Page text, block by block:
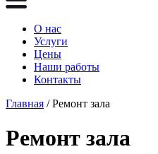
О нас
Услуги
Цены
Наши работы
Контакты
Главная / Ремонт зала
Ремонт зала